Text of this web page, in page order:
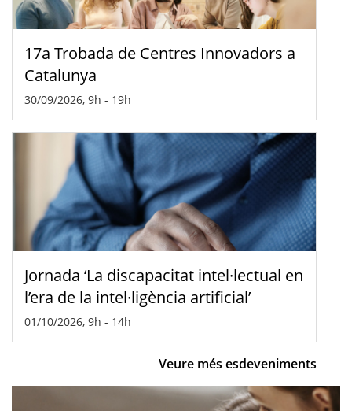
17a Trobada de Centres Innovadors a
Catalunya
30/09/2026, 9h - 19h
Jornada ‘La discapacitat intel·lectual en
l’era de la intel·ligència artificial’
01/10/2026, 9h - 14h
Veure més esdeveniments